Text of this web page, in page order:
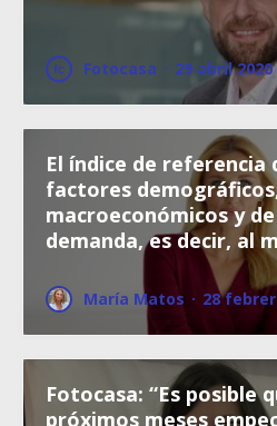
Fotocasa · 29 abril 2020
El índice de referencia
factores
macroeconómicos y
demanda, es decir, al
María Matos · 28
Fotocasa: “Es posible
próximos meses